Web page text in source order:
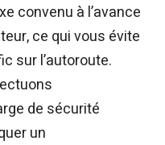
convenu à l’avance
ce qui vous évite
sur l’autoroute.
de sécurité
un